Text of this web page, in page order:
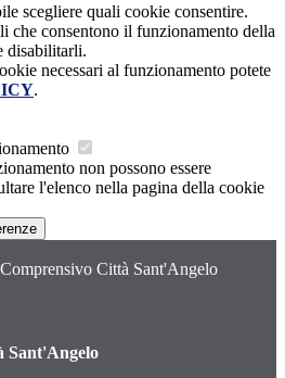
scegliere quali cookie consentire.
che consentono il funzionamento della
disabilitarli.
necessari al funzionamento potete
.
non possono essere
l'elenco nella pagina della cookie
Città Sant'Angelo
Sant'Angelo